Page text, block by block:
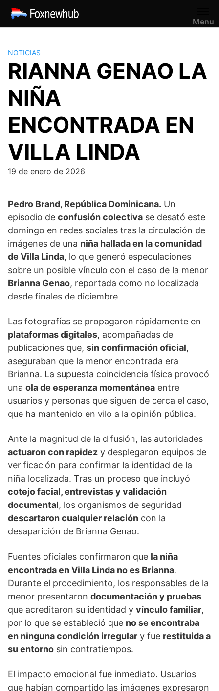
Saltar
contenido
Menu
NOTICIAS
RIANNA GENAO LA
NIÑA
ENCONTRADA EN
VILLA LINDA
19 de enero de 2026
Pedro Brand, República Dominicana. Un
episodio de confusión colectiva se desató este
domingo en redes sociales tras la circulación de
imágenes de una niña hallada en la comunidad
de Villa Linda, lo que generó especulaciones
sobre un posible vínculo con el caso de la menor
Brianna Genao, reportada como no localizada
desde finales de diciembre.
Las fotografías se propagaron rápidamente en
plataformas digitales, acompañadas de
publicaciones que, sin confirmación oficial,
aseguraban que la menor encontrada era
Brianna. La supuesta coincidencia física provocó
una ola de esperanza momentánea entre
usuarios y personas que siguen de cerca el caso,
que ha mantenido en vilo a la opinión pública.
Ante la magnitud de la difusión, las autoridades
actuaron con rapidez y desplegaron equipos de
verificación para confirmar la identidad de la
niña localizada. Tras un proceso que incluyó
cotejo facial, entrevistas y validación
documental, los organismos de seguridad
descartaron cualquier relación con la
desaparición de Brianna Genao.
Fuentes oficiales confirmaron que la niña
encontrada en Villa Linda no es Brianna.
Durante el procedimiento, los responsables de la
menor presentaron documentación y pruebas
que acreditaron su identidad y vínculo familiar,
por lo que se estableció que no se encontraba
en ninguna condición irregular y fue restituida a
su entorno sin contratiempos.
El impacto emocional fue inmediato. Usuarios
que habían compartido las imágenes expresaron